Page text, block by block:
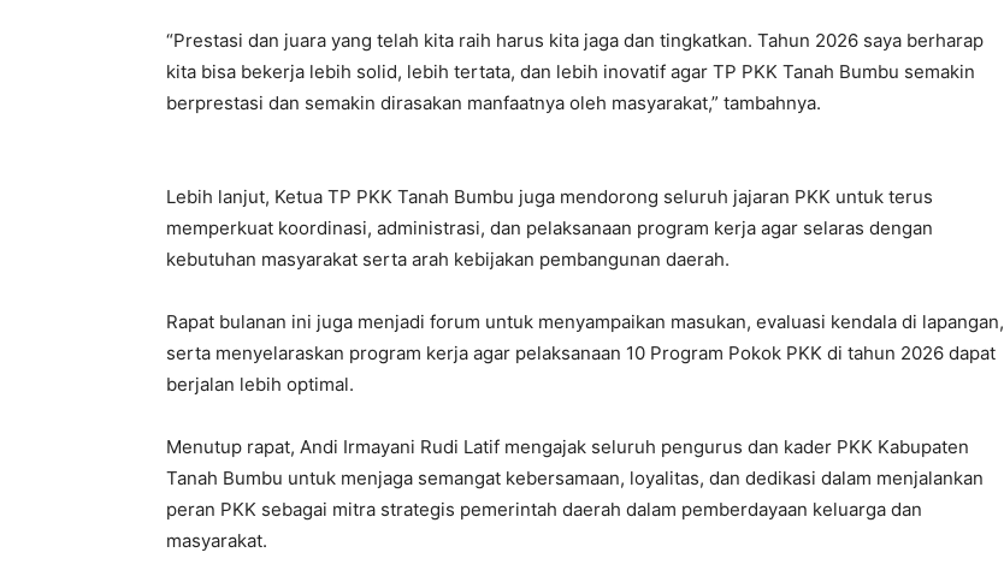
“Prestasi dan juara yang telah kita raih harus kita jaga dan tingkatkan. Tahun 2026 saya berharap
kita bisa bekerja lebih solid, lebih tertata, dan lebih inovatif agar TP PKK Tanah Bumbu semakin
berprestasi dan semakin dirasakan manfaatnya oleh masyarakat,” tambahnya.
Lebih lanjut, Ketua TP PKK Tanah Bumbu juga mendorong seluruh jajaran PKK untuk terus
memperkuat koordinasi, administrasi, dan pelaksanaan program kerja agar selaras dengan
kebutuhan masyarakat serta arah kebijakan pembangunan daerah.
Rapat bulanan ini juga menjadi forum untuk menyampaikan masukan, evaluasi kendala di lapangan,
serta menyelaraskan program kerja agar pelaksanaan 10 Program Pokok PKK di tahun 2026 dapat
berjalan lebih optimal.
Menutup rapat, Andi Irmayani Rudi Latif mengajak seluruh pengurus dan kader PKK Kabupaten
Tanah Bumbu untuk menjaga semangat kebersamaan, loyalitas, dan dedikasi dalam menjalankan
peran PKK sebagai mitra strategis pemerintah daerah dalam pemberdayaan keluarga dan
masyarakat.